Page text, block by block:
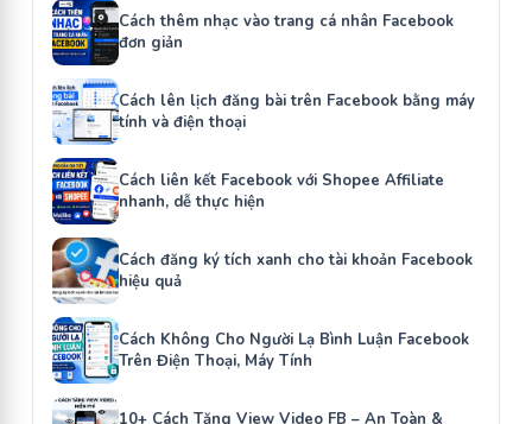
Cách thêm nhạc vào trang cá nhân Facebook
đơn giản
Cách lên lịch đăng bài trên Facebook bằng máy
tính và điện thoại
Cách liên kết Facebook với Shopee Affiliate
nhanh, dễ thực hiện
Cách đăng ký tích xanh cho tài khoản Facebook
hiệu quả
Cách Không Cho Người Lạ Bình Luận Facebook
Trên Điện Thoại, Máy Tính
10+ Cách Tăng View Video FB – An Toàn &